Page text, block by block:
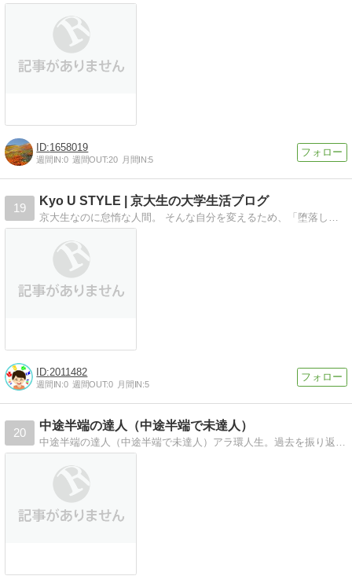
1658019
週間IN:0 週間OUT:20 月間IN:5
19
Kyo U STYLE | 京大生の大学生活ブログ
京大生なのに怠惰な人間。 そんな自分を変えるため、「堕落した大学生活を変えるライフスタイル」を実践するとともにその情報や様子を発信中。 だらける学生さんの味方。
2011482
週間IN:0 週間OUT:0 月間IN:5
20
中途半端の達人（中途半端で未達人）
中途半端の達人（中途半端で未達人）アラ環人生。過去を振り返り、今と明日を暇に任せて、ひつまぶし風につぶロギます。